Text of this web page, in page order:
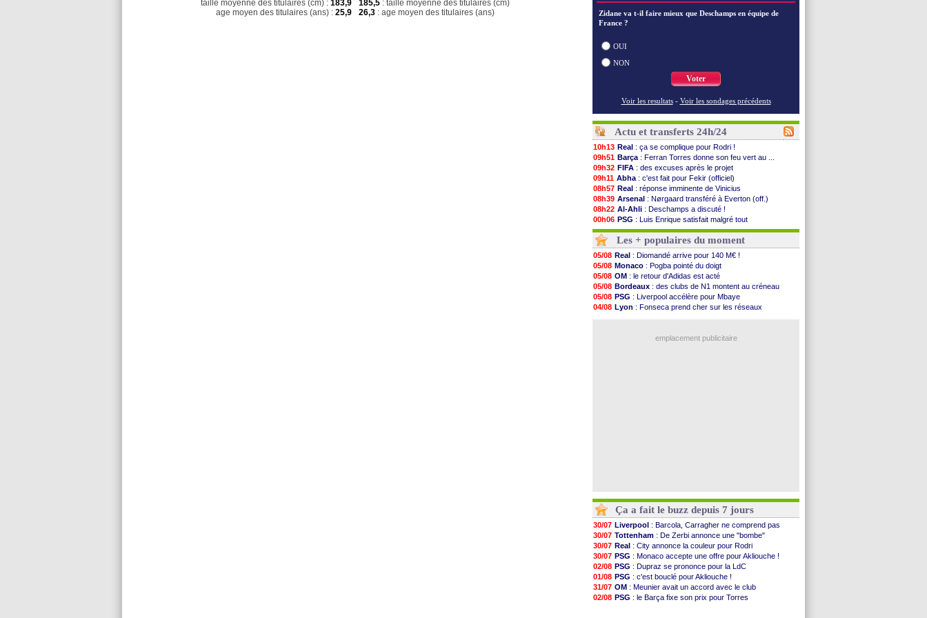
taille moyenne des titulaires (cm) : 183,9
age moyen des titulaires (ans) : 25,9
185,5 : taille moyenne des titulaires (cm)
26,3 : age moyen des titulaires (ans)
Zidane va t-il faire mieux que Deschamps en équipe de
France ?
OUI
NON
Voter
Voir les resultats - Voir les sondages précédents
Actu et transferts 24h/24
10h13 Real : ça se complique pour Rodri !
09h51 Barça : Ferran Torres donne son feu vert au ...
09h32 FIFA : des excuses après le projet
09h11 Abha : c'est fait pour Fekir (officiel)
08h57 Real : réponse imminente de Vinicius
08h39 Arsenal : Nørgaard transféré à Everton (off.)
08h22 Al-Ahli : Deschamps a discuté !
00h06 PSG : Luis Enrique satisfait malgré tout
05/08 Monaco: Pogba pointé du doigt
05/08
Rennes : Zabiri n'est pas fan de la L1
05/08 Rennes: une offre de Fulham pour Aït Boudlal
05/08 VIDEO: Thomasson et Cresswell réconciliés
05/08 Dunkerque: Nzonzi avait des pistes en L1
05/08 Lyon: Mangala sur le départ
05/08 Amical: Arsenal s'incline face au Real Betis
05/08 Amical: lourde défaite pour le PSG
05/08 Man City: Maresca flou pour Reijnders
: le plan d'Alvarez à son retour
Les + populaires du moment
05/08 Real : Diomandé arrive pour 140 M€ !
05/08 Monaco : Pogba pointé du doigt
05/08 OM : le retour d'Adidas est acté
05/08 Bordeaux : des clubs de N1 montent au créneau
05/08 PSG : Liverpool accélère pour Mbaye
04/08 Lyon : Fonseca prend cher sur les réseaux
emplacement publicitaire
Ça a fait le buzz depuis 7 jours
30/07 Liverpool : Barcola, Carragher ne comprend pas
30/07 Tottenham : De Zerbi annonce une "bombe"
30/07 Real : City annonce la couleur pour Rodri
30/07 PSG : Monaco accepte une offre pour Akliouche !
02/08 PSG : Dupraz se prononce pour la LdC
01/08 PSG : c'est bouclé pour Akliouche !
31/07 OM : Meunier avait un accord avec le club
02/08 PSG : le Barça fixe son prix pour Torres